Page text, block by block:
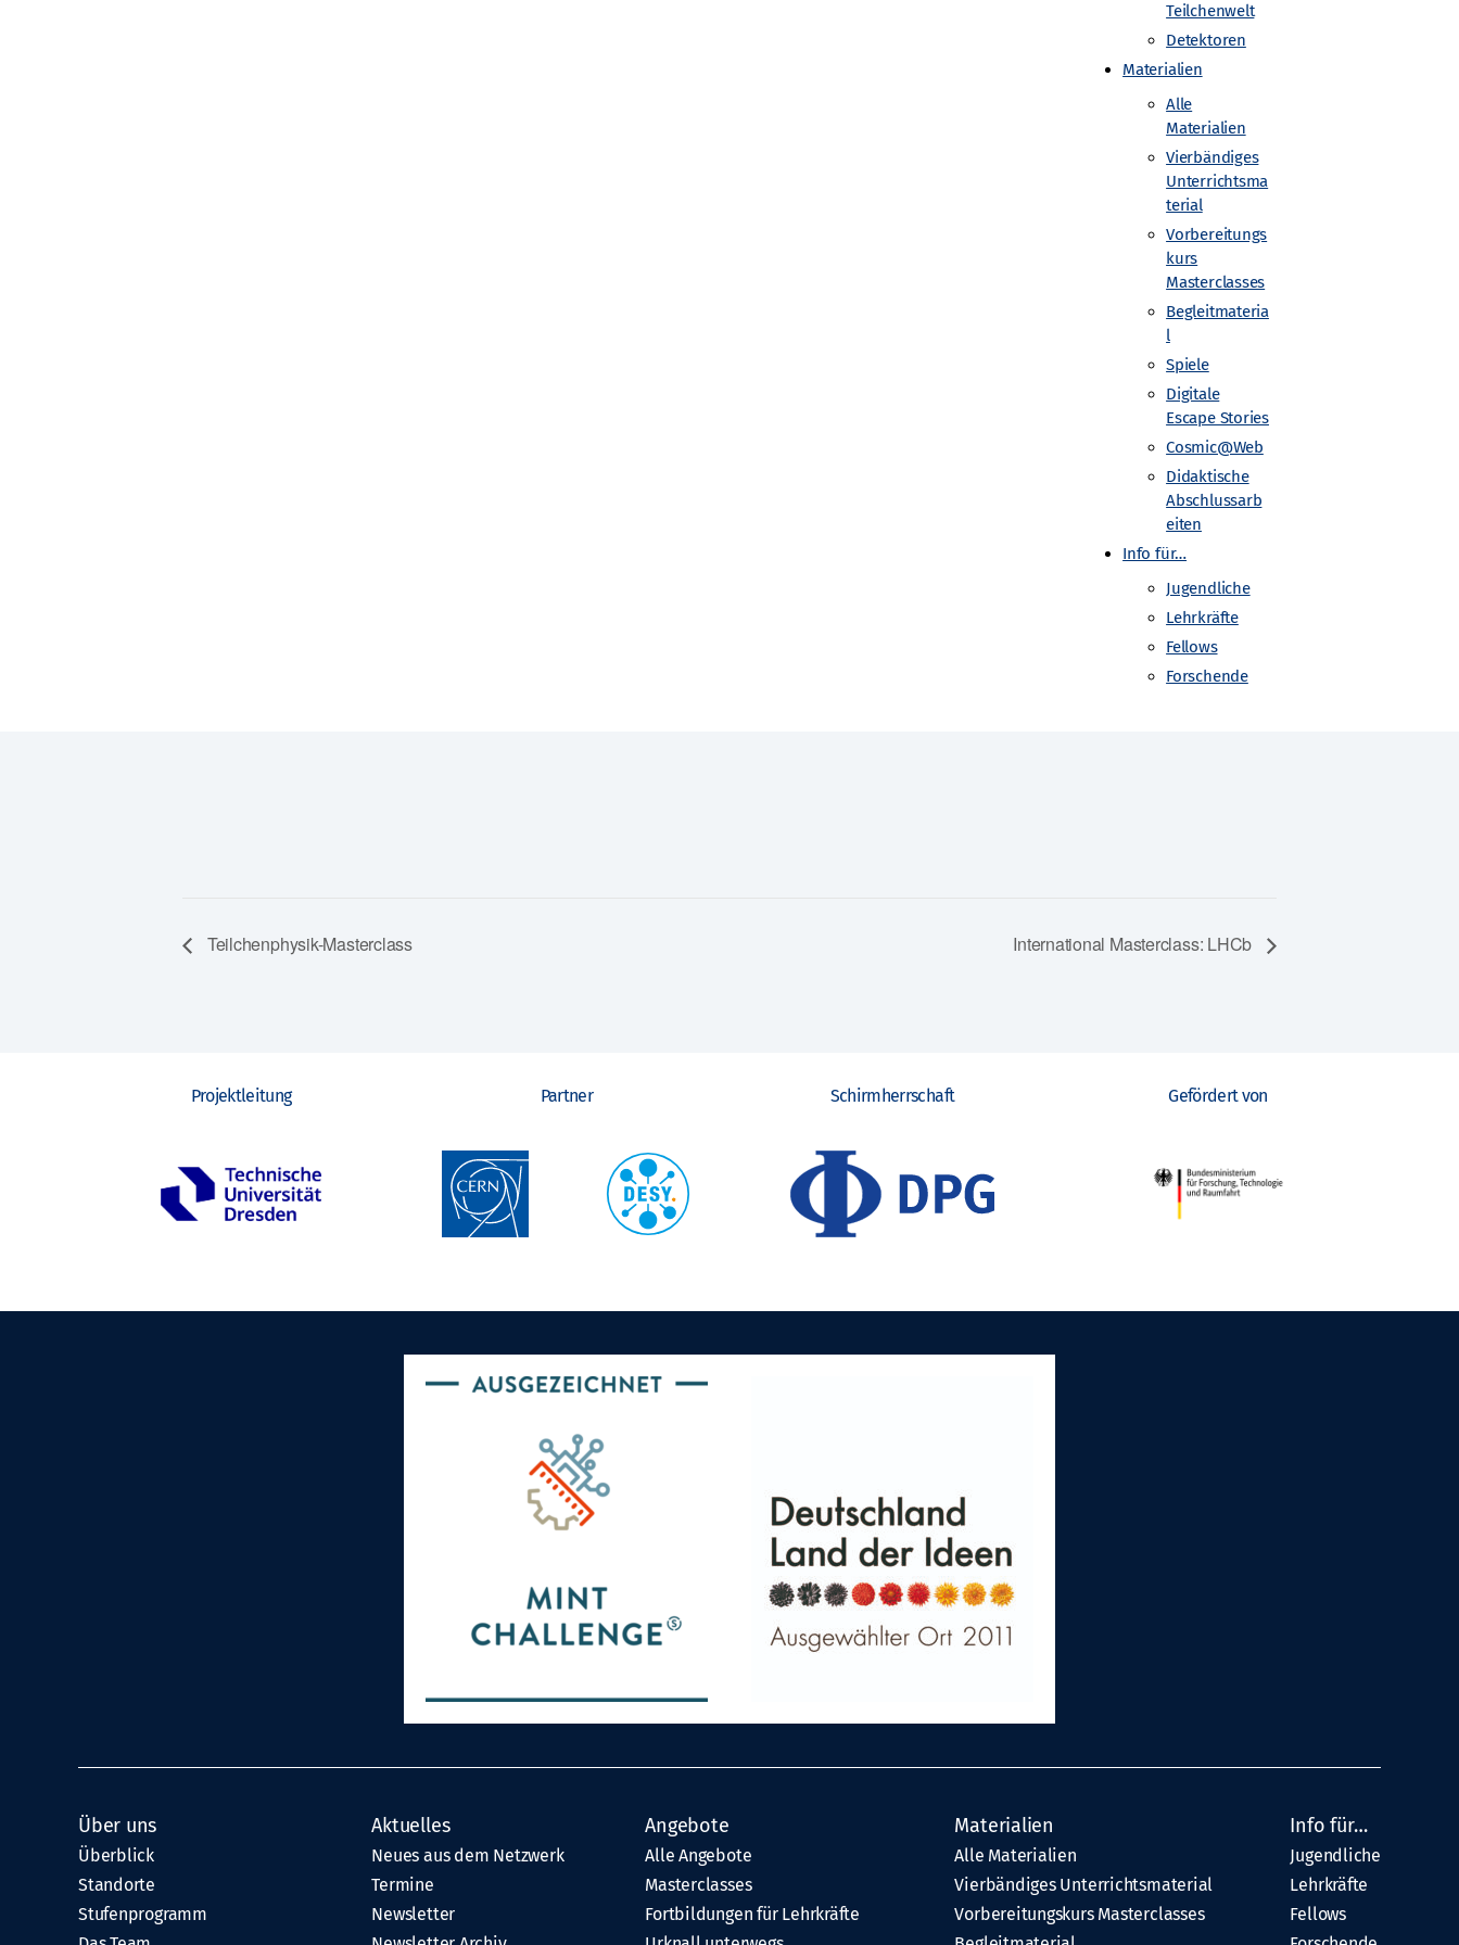
Teilchenwelt
Detektoren
Materialien
Alle
Materialien
Vierbändiges
Unterrichtsma
terial
Vorbereitungs
kurs
Masterclasses
Begleitmateria
l
Spiele
Digitale
Escape Stories
Cosmic@Web
Didaktische
Abschlussarb
eiten
Info für…
Jugendliche
Lehrkräfte
Fellows
Forschende
Teilchenphysik-Masterclass International Masterclass: LHCb
Projektleitung Partner Schirmherrschaft Gefördert von
Über uns
Überblick
Standorte
Stufenprogramm
Aktuelles
Neues aus dem Netzwerk
Termine
Newsletter
Angebote
Alle Angebote
Masterclasses
Fortbildungen für Lehrkräfte
Materialien
Alle Materialien
Vierbändiges Unterrichtsmaterial
Vorbereitungskurs Masterclasses
Info für…
Jugendliche
Lehrkräfte
Fellows